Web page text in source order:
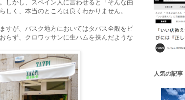
しかし、スペイン人に言わせると「そんな由
く、本当のところは良くわかりません。
すが、バスク地方においてはタパス全般をピ
らず、クロワッサンに生ハムを挟んだような
人気の記事